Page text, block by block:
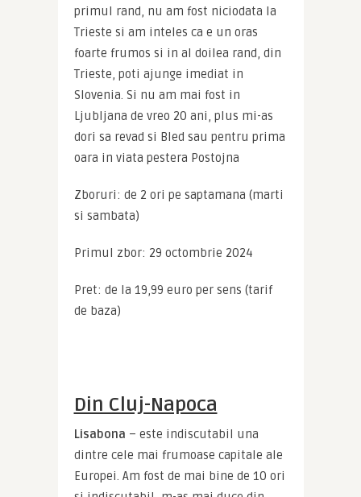
primul rand, nu am fost niciodata la
Trieste si am inteles ca e un oras
foarte frumos si in al doilea rand, din
Trieste, poti ajunge imediat in
Slovenia. Si nu am mai fost in
Ljubljana de vreo 20 ani, plus mi-as
dori sa revad si Bled sau pentru prima
oara in viata pestera Postojna
Zboruri: de 2 ori pe saptamana (marti
si sambata)
Primul zbor: 29 octombrie 2024
Pret: de la 19,99 euro per sens (tarif
de baza)
Din Cluj-Napoca
Lisabona – este indiscutabil una
dintre cele mai frumoase capitale ale
Europei. Am fost de mai bine de 10 ori